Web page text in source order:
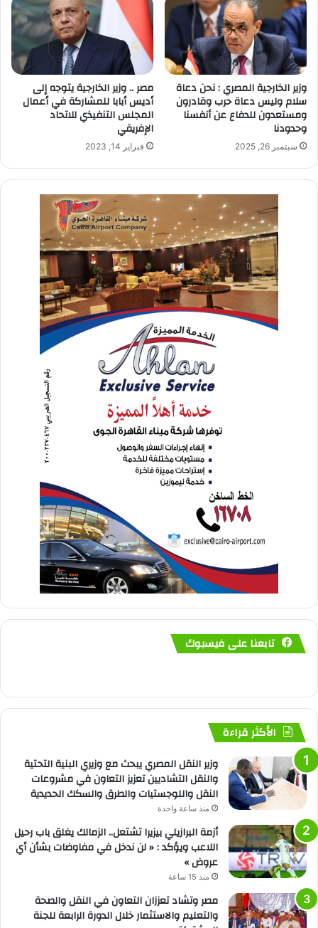
وزير الخارجية المصري : نحن دعاة
سلام وليس دعاة حرب وقادرون
ومستعدون للدفاع عن أنفسنا
وحدودنا
سبتمبر 26, 2025
مصر .. وزير الخارجية يتوجه إلى
أديس أبابا للمشاركة في أعمال
المجلس التنفيذي للاتحاد
الإفريقي
فبراير 14, 2023
تابعنا على فيسبوك
الأكثر قراءة
وزير النقل المصري يبحث مع وزيري البنية التحتية
والنقل التشاديين تعزيز التعاون في مشروعات
النقل واللوجستيات والطرق والسكك الحديدية
منذ ساعة واحدة
أزمة البرازيلي بيزيرا تشتعل.. الزمالك يغلق باب رحيل
اللاعب ويؤكد : « لن ندخل في مفاوضات بشأن أي
عروض »
منذ 15 ساعة
مصر وتشاد تعززان التعاون في النقل والصحة
والتعليم والاستثمار خلال الدورة الرابعة للجنة